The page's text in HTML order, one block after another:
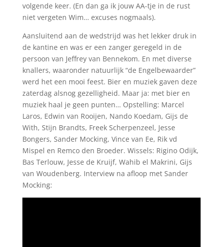
volgende keer. (En dan ga ik jouw AA-tje in de rust
niet vergeten Wim… excuses nogmaals).
Aansluitend aan de wedstrijd was het lekker druk in
de kantine en was er een zanger geregeld in de
persoon van Jeffrey van Bennekom. En met diverse
knallers, waaronder natuurlijk “de Engelbewaarder”
werd het een mooi feest. Bier en muziek gaven deze
zaterdag alsnog gezelligheid. Maar ja: met bier en
muziek haal je geen punten… Opstelling: Marcel
Laros, Edwin van Rooijen, Nando Koedam, Gijs de
With, Stijn Brandts, Freek Scherpenzeel, Jesse
Bongers, Sander Mocking, Vince van Ee, Rik vd
Mispel en Remco den Broeder. Wissels: Rigino Odijk,
Bas Terlouw, Jesse de Kruijf, Wahib el Makrini, Gijs
van Woudenberg. Interview na afloop met Sander
Mocking: